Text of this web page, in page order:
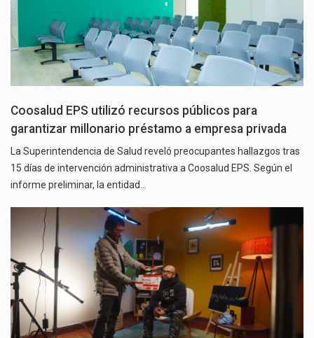
Coosalud EPS utilizó recursos públicos para
garantizar millonario préstamo a empresa privada
La Superintendencia de Salud reveló preocupantes hallazgos tras
15 días de intervención administrativa a Coosalud EPS. Según el
informe preliminar, la entidad…